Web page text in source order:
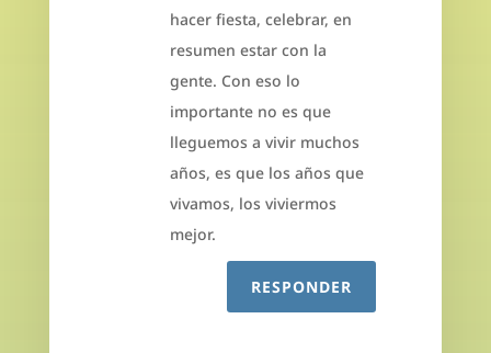
hacer fiesta, celebrar, en
resumen estar con la
gente. Con eso lo
importante no es que
lleguemos a vivir muchos
años, es que los años que
vivamos, los viviermos
mejor.
RESPONDER